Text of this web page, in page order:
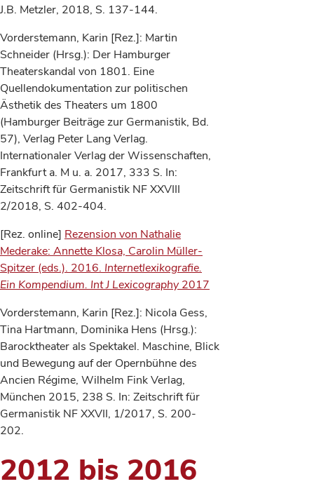
J.B. Metzler, 2018, S. 137-144.
Vorderstemann, Karin [Rez.]: Martin
Schneider (Hrsg.): Der Hamburger
Theaterskandal von 1801. Eine
Quellendokumentation zur politischen
Ästhetik des Theaters um 1800
(Hamburger Beiträge zur Germanistik, Bd.
57), Verlag Peter Lang Verlag.
Internationaler Verlag der Wissenschaften,
Frankfurt a. M u. a. 2017, 333 S. In:
Zeitschrift für Germanistik NF XXVIII
2/2018, S. 402-404.
[Rez. online] Rezension von Nathalie
Mederake: Annette Klosa, Carolin Müller-
Spitzer (eds.). 2016. Internetlexikografie.
Ein Kompendium. Int J Lexicography2017
Vorderstemann, Karin [Rez.]: Nicola Gess,
Tina Hartmann, Dominika Hens (Hrsg.):
Barocktheater als Spektakel. Maschine, Blick
und Bewegung auf der Opernbühne des
Ancien Régime, Wilhelm Fink Verlag,
München 2015, 238 S. In: Zeitschrift für
Germanistik NF XXVII, 1/2017, S. 200-
202.
2012 bis 2016